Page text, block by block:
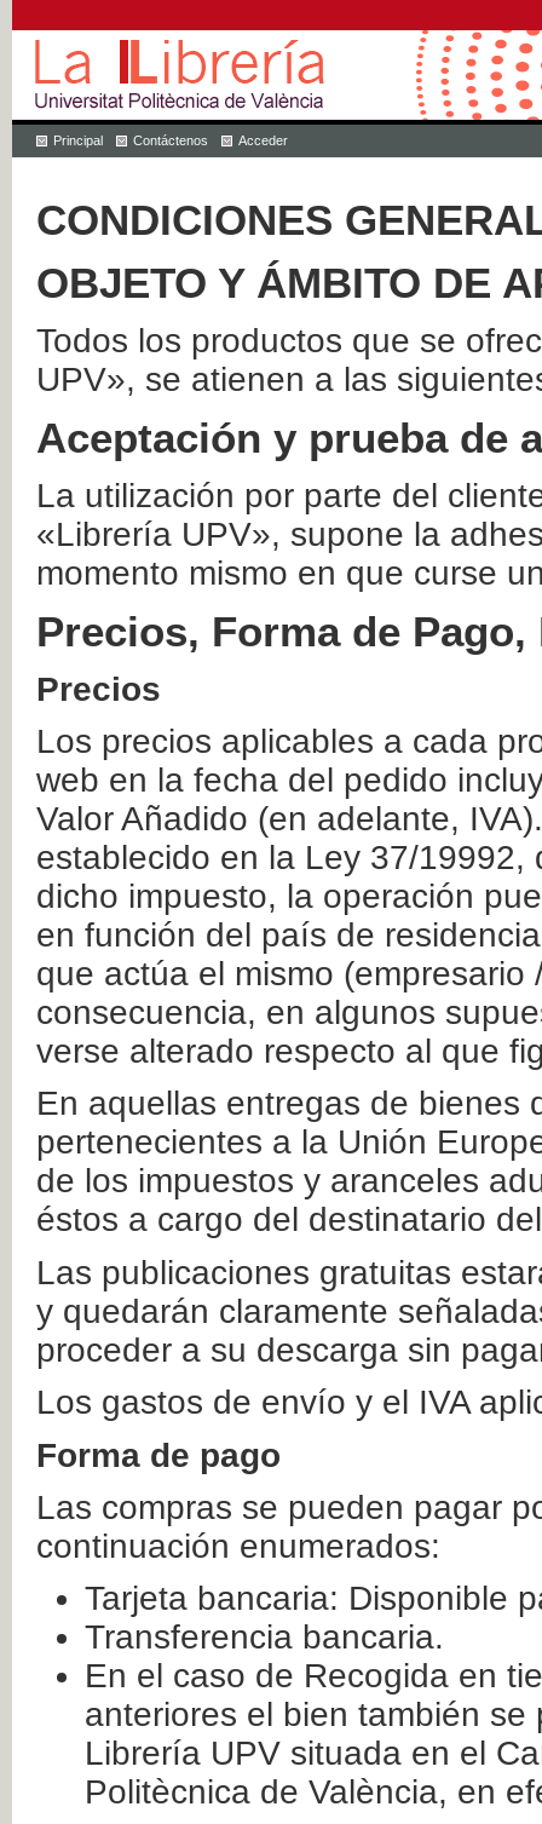
Principal Contáctenos Acceder
CONDICIONES
OBJETO Y ÁMBITO DE
Todos los productos que se
UPV», se atienen a las
Aceptación y prueba de
La utilización por parte del
«Librería UPV», supone la
momento mismo en que curse
Precios, Forma de
Precios
Los precios aplicables a cada
web en la fecha del pedido
Valor Añadido (en adelante,
establecido en la Ley 37/
dicho impuesto, la operación
en función del país de
que actúa el mismo
consecuencia, en algunos
verse alterado respecto al que
En aquellas entregas de bienes
pertenecientes a la Unión
de los impuestos y aranceles
éstos a cargo del destinatario
Las publicaciones gratuitas
y quedarán claramente
proceder a su descarga sin
Los gastos de envío y el IVA
Forma de pago
Las compras se pueden pagar
continuación enumerados:
Tarjeta bancaria: Disponible
Transferencia bancaria.
En el caso de Recogida en
anteriores el bien también
Librería UPV situada en el
Politècnica de València, en